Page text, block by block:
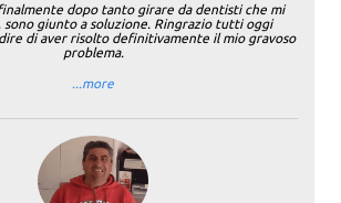
dopo tanto girare da dentisti che mi
sono giunto a soluzione. Ringrazio tutti oggi
di aver risolto definitivamente il mio gravoso
problema.
...more